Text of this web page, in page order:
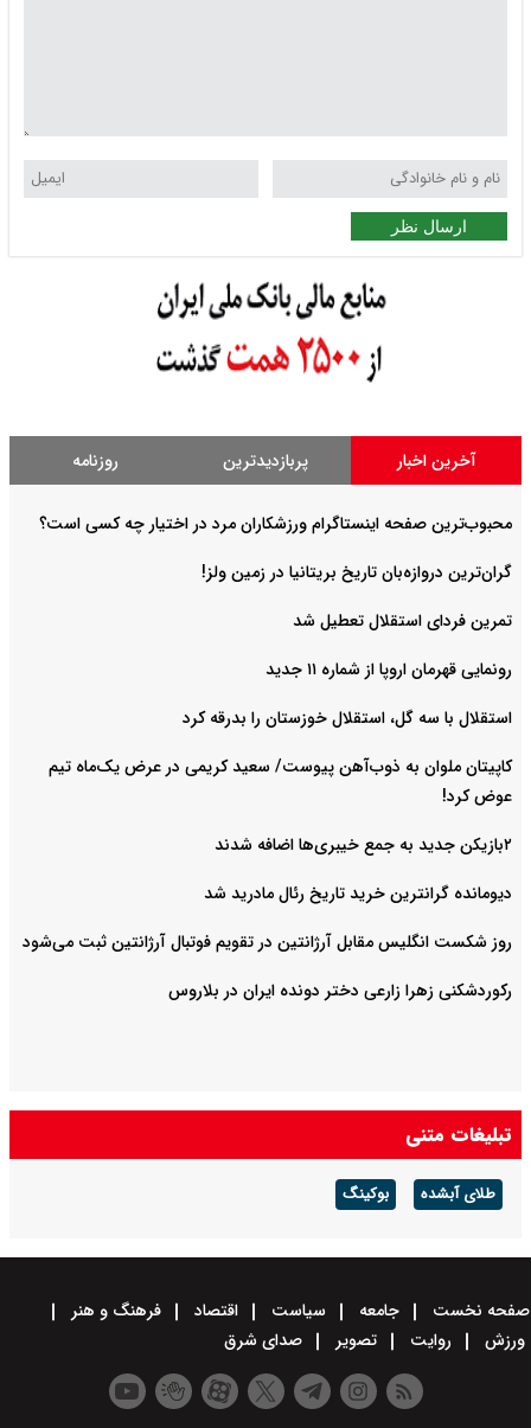
ارسال نظر
آخرین اخبار پربازدیدترین روزنامه
محبوب‌ترین صفحه اینستاگرام ورزشکاران مرد در اختیار چه کسی است؟
گران‌ترین دروازه‌بان تاریخ بریتانیا در زمین ولز!
تمرین فردای استقلال تعطیل شد
رونمایی قهرمان اروپا از شماره ۱۱ جدید
استقلال با سه گل، استقلال خوزستان را بدرقه کرد
کاپیتان ملوان به ذوب‌آهن پیوست/ سعید کریمی در عرض یک‌ماه تیم
عوض کرد!
۲بازیکن جدید به جمع خیبری‌ها اضافه شدند
دیومانده گرانترین خرید تاریخ رئال مادرید شد
روز شکست انگلیس مقابل آرژانتین در تقویم فوتبال آرژانتین ثبت می‌شود
رکوردشکنی زهرا زارعی دختر دونده ایران در بلاروس
تبلیغات متنی
طلای آبشده بوکینگ
صفحه نخست جامعه سیاست اقتصاد
فرهنگ و هنر
ورزش
روایت تصویر صدای شرق